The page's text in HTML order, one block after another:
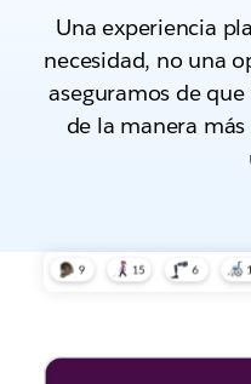
Una experiencia
necesidad, no una
aseguramos de
de la manera